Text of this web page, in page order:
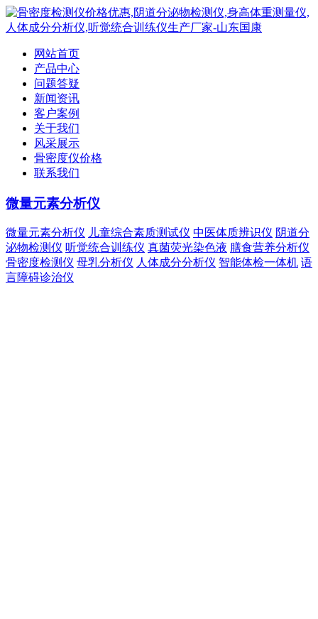
网站首页
产品中心
问题答疑
新闻资讯
客户案例
关于我们
风采展示
骨密度仪价格
联系我们
微量元素分析仪
微量元素分析仪 儿童综合素质测试仪 中医体质辨识仪 阴道分
泌物检测仪 听觉统合训练仪 真菌荧光染色液 膳食营养分析仪
骨密度检测仪 母乳分析仪 人体成分分析仪 智能体检一体机 语
言障碍诊治仪